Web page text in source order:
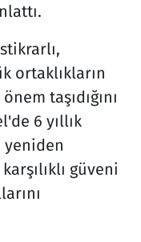
ortaklıkların
taşıdığını
6 yıllık
yeniden
güveni